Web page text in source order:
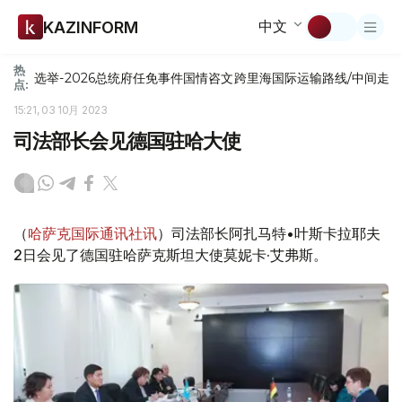
KAZINFORM 中文
热
点: 选举-2026总统府任免事件国情咨文跨里海国际运输路线/中间走廊
15:21, 03 10月 2023
司法部长会见德国驻哈大使
（哈萨克国际通讯社讯）司法部长阿扎马特•叶斯卡拉耶夫
2日会见了德国驻哈萨克斯坦大使莫妮卡·艾弗斯。